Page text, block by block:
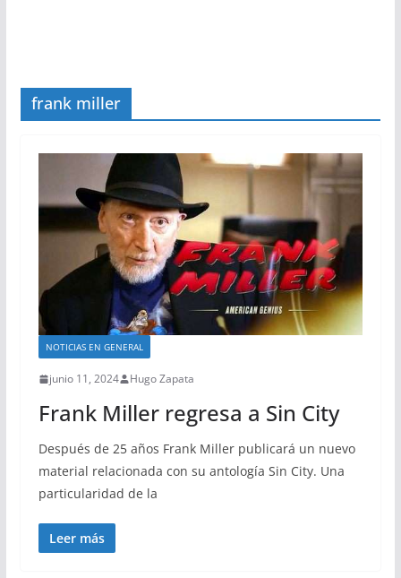
frank miller
NOTICIAS EN GENERAL
junio 11, 2024 Hugo Zapata
Frank Miller regresa a Sin City
Después de 25 años Frank Miller publicará un nuevo
material relacionada con su antología Sin City. Una
particularidad de la
Leer más